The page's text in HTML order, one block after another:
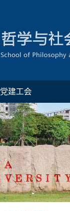
党建工会